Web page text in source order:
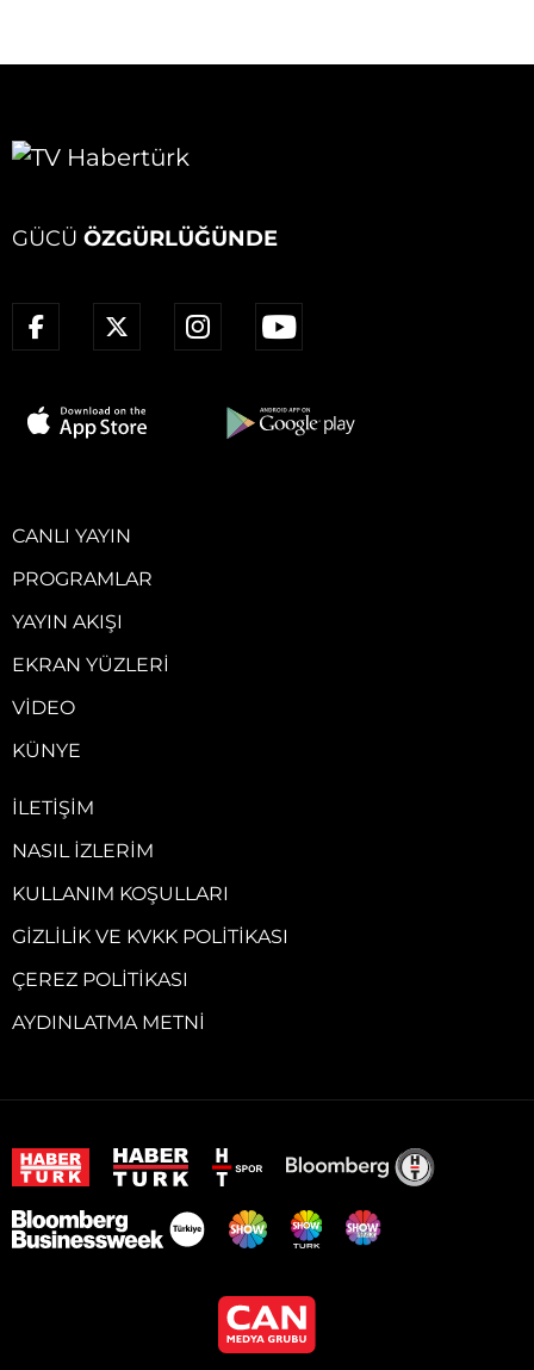
GÜCÜ ÖZGÜRLÜĞÜNDE
CANLI YAYIN
PROGRAMLAR
YAYIN AKIŞI
EKRAN YÜZLERI
VIDEO
KÜNYE
İLETIŞIM
NASIL İZLERIM
KULLANIM KOŞULLARI
GIZLILIK VE KVKK POLITIKASI
ÇEREZ POLITIKASI
AYDINLATMA METNI